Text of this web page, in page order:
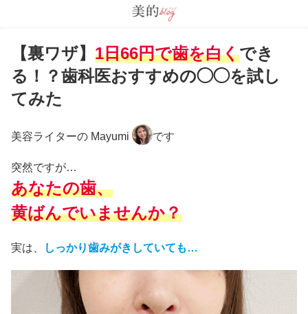
【裏ワザ】 1日66円で歯を白くでき
る！？歯科医おすすめの◯◯を試し
てみた
美容ライターの Mayumi です
突然ですが…
あなたの歯、
黄ばんでいませんか？
実は、 しっかり歯みがきしていても…